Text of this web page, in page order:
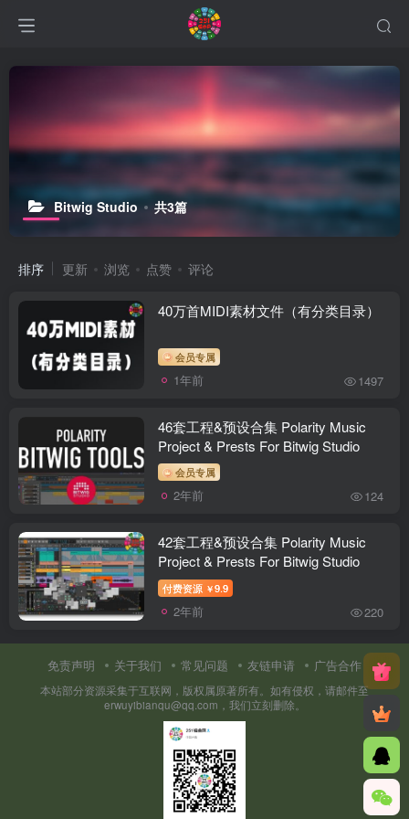
Bitwig Studio 共3篇
排序 更新 浏览 点赞 评论
40万首MIDI素材文件（有分类目录）
会员专属
1年前 1497
46套工程&预设合集 Polarity Music
Project & Prests For Bitwig Studio
会员专属
2年前 124
42套工程&预设合集 Polarity Music
Project & Prests For Bitwig Studio
付费资源 ￥9.9
2年前 220
免责声明 关于我们 常见问题 友链申请 广告合作
本站部分资源采集于互联网，版权属原著所有。如有侵权，请邮件至
erwuyibianqu@qq.com，我们立刻删除。